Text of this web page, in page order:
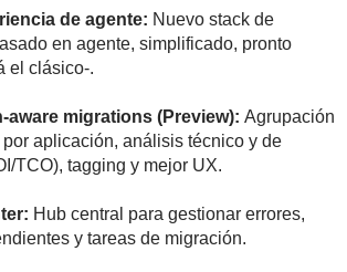
de agente: Nuevo stack de
en agente, simplificado, pronto
el clásico-.
aware migrations (Preview): Agrupación
aplicación, análisis técnico y de
TCO), tagging y mejor UX.
Hub central para gestionar errores,
y tareas de migración.